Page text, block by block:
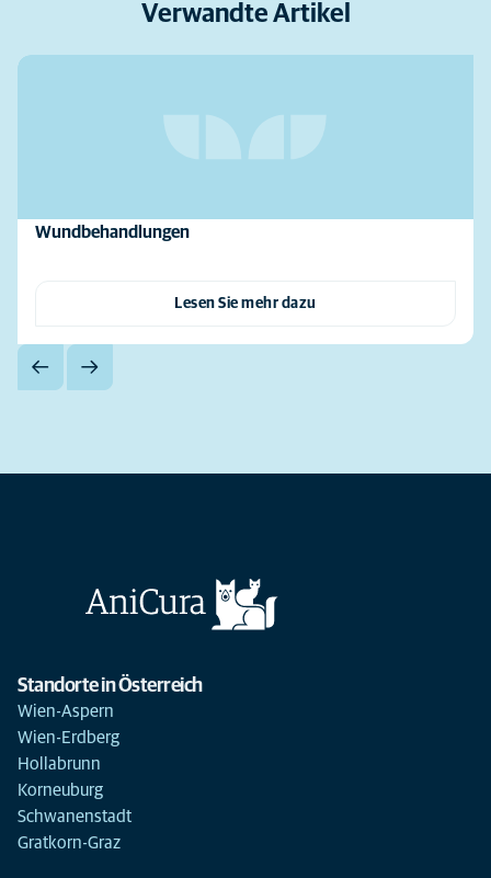
Verwandte Artikel
Wundbehandlungen
Lesen Sie mehr dazu
Standorte in Österreich
Wien-Aspern
Wien-Erdberg
Hollabrunn
Korneuburg
Schwanenstadt
Gratkorn-Graz